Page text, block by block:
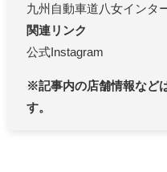
九州自動車道八女インタ
関連リンク
公式Instagram
※記事内の店舗情報など
す。